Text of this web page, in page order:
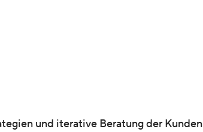
und iterative Beratung der Kunden